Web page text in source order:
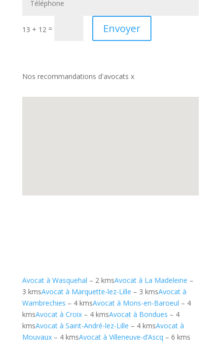
13 + 12 = Envoyer
Nos recommandations d'avocats x
Avocat à Wasquehal – 2 kmsAvocat à La Madeleine –
3 kmsAvocat à Marquette-lez-Lille – 3 kmsAvocat à
Wambrechies – 4 kmsAvocat à Mons-en-Baroeul – 4
kmsAvocat à Croix– 4 kmsAvocat à Bondues – 4
kmsAvocat à Saint-André-lez-Lille – 4 kmsAvocat à
Mouvaux– 4 kmsAvocat à Villeneuve-d’Ascq – 6 kms